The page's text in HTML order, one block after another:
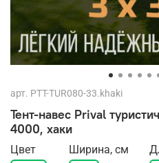
арт. PTT-TUR080-33.khaki
Тент-навес Prival
4000, хаки
Цвет Ширина, см